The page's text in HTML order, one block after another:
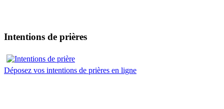
Intentions de prières
Déposez vos intentions de prières en ligne